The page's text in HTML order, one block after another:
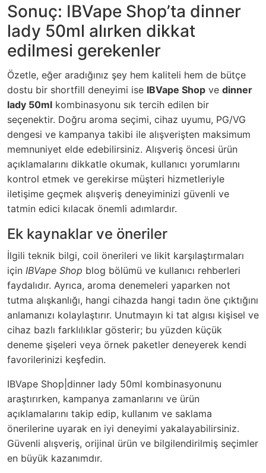
Sonuç: IBVape Shop’ta dinner
lady 50ml alırken dikkat
edilmesi gerekenler
Özetle, eğer aradığınız şey hem kaliteli hem de bütçe
dostu bir shortfill deneyimi ise IBVape Shop ve dinner
lady 50ml kombinasyonu sık tercih edilen bir
seçenektir. Doğru aroma seçimi, cihaz uyumu, PG/VG
dengesi ve kampanya takibi ile alışverişten maksimum
memnuniyet elde edebilirsiniz. Alışveriş öncesi ürün
açıklamalarını dikkatle okumak, kullanıcı yorumlarını
kontrol etmek ve gerekirse müşteri hizmetleriyle
iletişime geçmek alışveriş deneyiminizi güvenli ve
tatmin edici kılacak önemli adımlardır.
Ek kaynaklar ve öneriler
İlgili teknik bilgi, coil önerileri ve likit karşılaştırmaları
için IBVape Shop blog bölümü ve kullanıcı rehberleri
faydalıdır. Ayrıca, aroma denemeleri yaparken not
tutma alışkanlığı, hangi cihazda hangi tadın öne çıktığını
anlamanızı kolaylaştırır. Unutmayın ki tat algısı kişisel ve
cihaz bazlı farklılıklar gösterir; bu yüzden küçük
deneme şişeleri veya örnek paketler deneyerek kendi
favorilerinizi keşfedin.
IBVape Shop|dinner lady 50ml kombinasyonunu
araştırırken, kampanya zamanlarını ve ürün
açıklamalarını takip edip, kullanım ve saklama
önerilerine uyarak en iyi deneyimi yakalayabilirsiniz.
Güvenli alışveriş, orijinal ürün ve bilgilendirilmiş seçimler
en büyük kazanımdır.